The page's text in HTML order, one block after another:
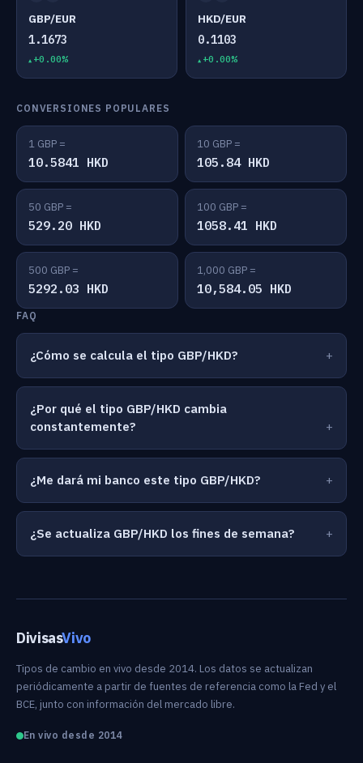
GBP/EUR
1.1673
+0.00%
HKD/EUR
0.1103
+0.00%
CONVERSIONES POPULARES
1 GBP =
10.5841 HKD
10 GBP =
105.84 HKD
50 GBP =
529.20 HKD
100 GBP =
1058.41 HKD
500 GBP =
5292.03 HKD
1,000 GBP =
10,584.05 HKD
FAQ
¿Cómo se calcula el tipo GBP/HKD?
¿Por qué el tipo GBP/HKD cambia
constantemente?
¿Me dará mi banco este tipo GBP/HKD?
¿Se actualiza GBP/HKD los fines de semana?
DivisasVivo
Tipos de cambio en vivo desde 2014. Los datos se actualizan
periódicamente a partir de fuentes de referencia como la Fed y el
BCE, junto con información del mercado libre.
En vivo desde 2014